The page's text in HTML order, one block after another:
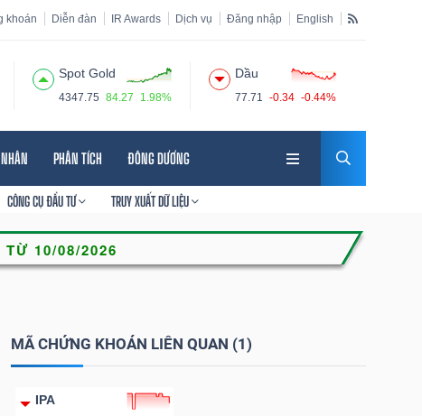
khoán Diễn đàn IR Awards Dịch vụ Đăng nhập English
Spot Gold
4347.75 84.27 1.98%
Dầu
77.71 -0.34 -0.44%
PHÂN TÍCH ĐÔNG DƯƠNG
CÔNG CỤ ĐẦU TƯ TRUY XUẤT DỮ LIỆU
MÃ CHỨNG KHOÁN LIÊN QUAN (1)
IPA